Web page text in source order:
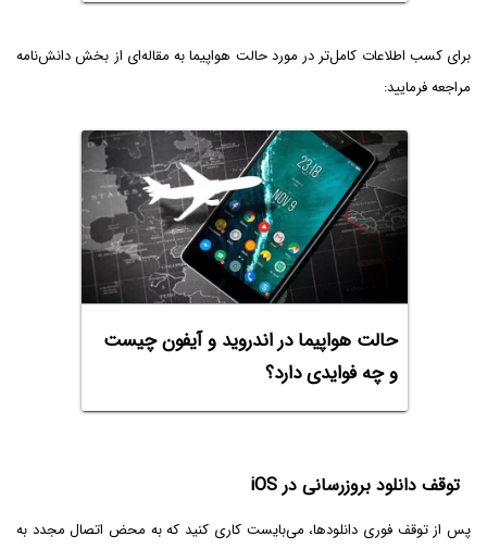
برای کسب اطلاعات کامل‌تر در مورد حالت هواپیما به مقاله‌ای از بخش دانش‌نامه
مراجعه فرمایید:
حالت هواپیما در اندروید و آیفون چیست
و چه فوایدی دارد؟
توقف دانلود بروزرسانی در iOS
پس از توقف فوری دانلودها، می‌بایست کاری کنید که به محض اتصال مجدد به